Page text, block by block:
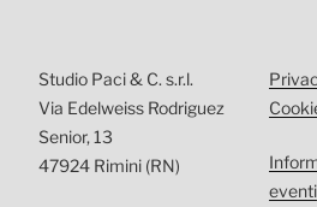
Studio Paci & C. s.r.l.
Via Edelweiss Rodriguez
Senior, 13
47924 Rimini (RN)
eventi